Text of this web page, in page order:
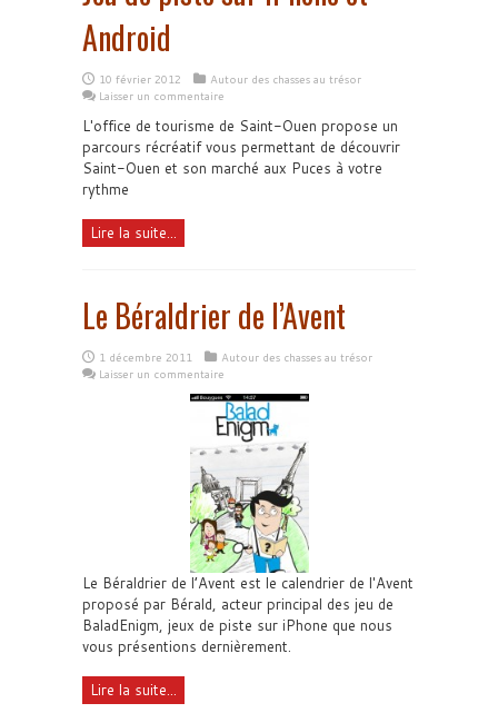
Android
10 février 2012
Autour des chasses au trésor
Laisser un commentaire
L'office de tourisme de Saint-Ouen propose un
parcours récréatif vous permettant de découvrir
Saint-Ouen et son marché aux Puces à votre
rythme
Lire la suite...
Le Béraldrier de l’Avent
1 décembre 2011
Autour des chasses au trésor
Laisser un commentaire
Le Béraldrier de l’Avent est le calendrier de l'Avent
proposé par Bérald, acteur principal des jeu de
BaladEnigm, jeux de piste sur iPhone que nous
vous présentions dernièrement.
Lire la suite...